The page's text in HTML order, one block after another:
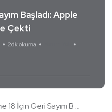
Başladı: Apple
Çekti
2dk okuma
18 İçin Geri Sayım B ...